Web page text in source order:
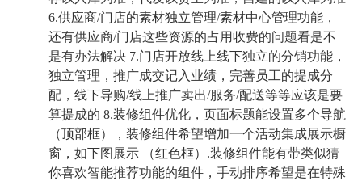
6.供应商/门店的素材独立管理/素材中心管理功能，
还有供应商/门店这些资源的占用收费的问题看是不
是有办法解决 7.门店开放线上线下独立的分销功能，
独立管理，推广成交记入业绩，完善员工的提成分
配，线下导购/线上推广卖出/服务/配送等等应该是要
算提成的 8.装修组件优化，页面标题能设置多个导航
（顶部框），装修组件希望增加一个活动集成展示橱
窗，如下图展示 （红色框）.装修组件能有带类似猜
你喜欢智能推荐功能的组件，手动排序希望是在特殊